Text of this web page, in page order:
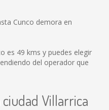
Cunco demora en
es 49 kms y puedes elegir
del operador que
Villarrica